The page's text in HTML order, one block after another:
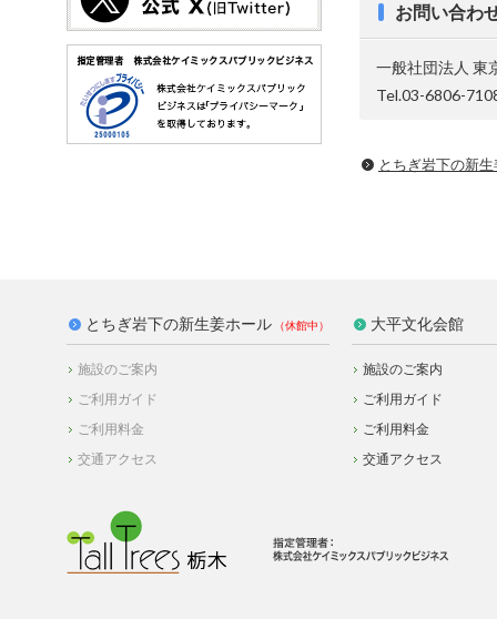
お問い合わ
一般社団法人 東
Tel.03-6806-
とちぎ岩下の新
とちぎ岩下の新生姜ホール
施設のご案内
ご利用ガイド
ご利用料金
交通アクセス
大平文化会館
施設のご案内
ご利用ガイド
ご利用料金
交通アクセス